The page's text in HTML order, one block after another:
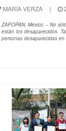
MARÍA VERZA |
ZAPOPAN, México -- No
están los desaparecidos.
personas desaparecidas